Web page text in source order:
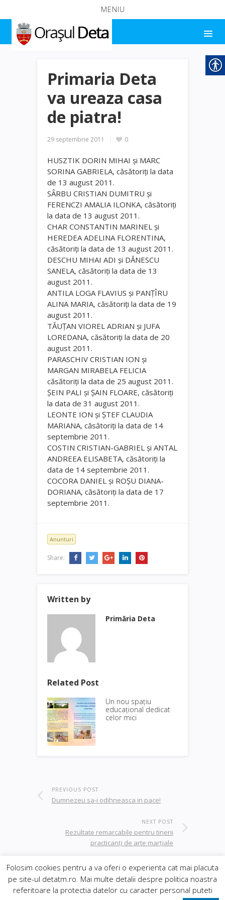
MENIU
Primaria Deta
va ureaza casa
de piatra!
29 septembrie 2011 0
HUSZTIK DORIN MIHAI şi MARC
SORINA GABRIELA, căsătoriţi la data
de 13 august 2011.
SÂRBU CRISTIAN DUMITRU şi
FERENCZI AMALIA ILONKA, căsătoriţi
la data de 13 august 2011.
CHAR CONSTANTIN MARINEL şi
HEREDEA ADELINA FLORENTINA,
căsătoriţi la data de 13 august 2011.
DESCHU MIHAI ADI şi DĂNESCU
SANELA, căsătoriţi la data de 13
august 2011.
ANTILA LOGA FLAVIUS şi PANŢÎRU
ALINA MARIA, căsătoriţi la data de 19
august 2011.
TĂUŢAN VIOREL ADRIAN şi JUFA
LOREDANA, căsătoriţi la data de 20
august 2011.
PARASCHIV CRISTIAN ION şi
MARGAN MIRABELA FELICIA
căsătoriţi la data de 25 august 2011.
ŞEIN PALI şi ŞAIN FLOARE, căsătoriţi
la data de 31 august 2011.
LEONTE ION şi ŞTEF CLAUDIA
MARIANA, căsătoriţi la data de 14
septembrie 2011.
COSTIN CRISTIAN-GABRIEL şi ANTAL
ANDREEA ELISABETA, căsătoriţi la
data de 14 septembrie 2011.
COCORA DANIEL şi ROŞU DIANA-
DORIANA, căsătoriţi la data de 17
septembrie 2011.
Anunturi
Share:
Written by
Primăria Deta
Related Post
Un nou spațiu
educațional dedicat
celor mici
PREVIOUS POST
Dumnezeu sa-i odihneasca in pace!
NEXT POST
Rezultate remarcabile pentru tinerii
practicanţi de arte marţiale
© 2019Orasul Deta| realizat deDowMedia|
Folosim cookies pentru a va oferi o experienta cat mai placuta
pe site-ul detatm.ro. Mai multe detalii despre politica noastra
referitoare la protectia datelor cu caracter personal puteti